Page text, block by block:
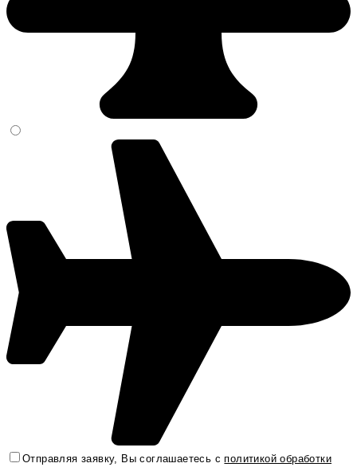
Отправляя заявку, Вы соглашаетесь сполитикой обработки